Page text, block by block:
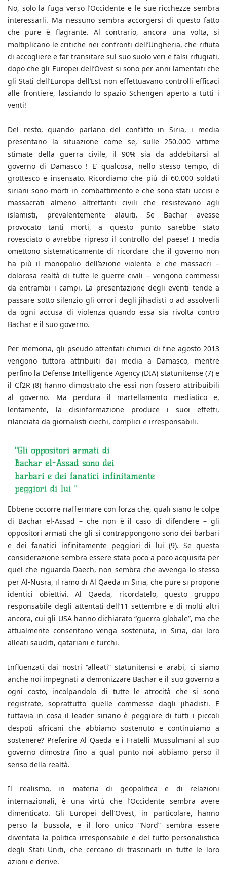
No, solo la fuga verso l’Occidente e le sue ricchezze sembra
interessarli. Ma nessuno sembra accorgersi di questo fatto
che pure è flagrante. Al contrario, ancora una volta, si
moltiplicano le critiche nei confronti dell’Ungheria, che rifiuta
di accogliere e far transitare sul suo suolo veri e falsi rifugiati,
dopo che gli Europei dell’Ovest si sono per anni lamentati che
gli Stati dell’Europa dell’Est non effettuavano controlli efficaci
alle frontiere, lasciando lo spazio Schengen aperto a tutti i
venti!
Del resto, quando parlano del conflitto in Siria, i media
presentano la situazione come se, sulle 250.000 vittime
stimate della guerra civile, il 90% sia da addebitarsi al
governo di Damasco ! E’ qualcosa, nello stesso tempo, di
grottesco e insensato. Ricordiamo che più di 60.000 soldati
siriani sono morti in combattimento e che sono stati uccisi e
massacrati almeno altrettanti civili che resistevano agli
islamisti, prevalentemente alauiti. Se Bachar avesse
provocato tanti morti, a questo punto sarebbe stato
rovesciato o avrebbe ripreso il controllo del paese! I media
omettono sistematicamente di ricordare che il governo non
ha più il monopolio dell’azione violenta e che massacri –
dolorosa realtà di tutte le guerre civili – vengono commessi
da entrambi i campi. La presentazione degli eventi tende a
passare sotto silenzio gli orrori degli jihadisti o ad assolverli
da ogni accusa di violenza quando essa sia rivolta contro
Bachar e il suo governo.
Per memoria, gli pseudo attentati chimici di fine agosto 2013
vengono tuttora attribuiti dai media a Damasco, mentre
perfino la Defense Intelligence Agency (DIA) statunitense (7) e
il Cf2R (8) hanno dimostrato che essi non fossero attribuibili
al governo. Ma perdura il martellamento mediatico e,
lentamente, la disinformazione produce i suoi effetti,
rilanciata da giornalisti ciechi, complici e irresponsabili.
Ebbene occorre riaffermare con forza che, quali siano le colpe
di Bachar el-Assad – che non è il caso di difendere – gli
oppositori armati che gli si contrappongono sono dei barbari
e dei fanatici infinitamente peggiori di lui (9). Se questa
considerazione sembra essere stata poco a poco acquisita per
quel che riguarda Daech, non sembra che avvenga lo stesso
per Al-Nusra, il ramo di Al Qaeda in Siria, che pure si propone
identici obiettivi. Al Qaeda, ricordatelo, questo gruppo
responsabile degli attentati dell’11 settembre e di molti altri
ancora, cui gli USA hanno dichiarato “guerra globale”, ma che
attualmente consentono venga sostenuta, in Siria, dai loro
alleati sauditi, qatariani e turchi.
Influenzati dai nostri “alleati” statunitensi e arabi, ci siamo
anche noi impegnati a demonizzare Bachar e il suo governo a
ogni costo, incolpandolo di tutte le atrocità che si sono
registrate, soprattutto quelle commesse dagli jihadisti. E
tuttavia in cosa il leader siriano è peggiore di tutti i piccoli
despoti africani che abbiamo sostenuto e continuiamo a
sostenere? Preferire Al Qaeda e i Fratelli Mussulmani al suo
governo dimostra fino a qual punto noi abbiamo perso il
senso della realtà.
Il realismo, in materia di geopolitica e di relazioni
internazionali, è una virtù che l’Occidente sembra avere
dimenticato. Gli Europei dell’Ovest, in particolare, hanno
perso la bussola, e il loro unico “Nord” sembra essere
diventata la politica irresponsabile e del tutto personalistica
degli Stati Uniti, che cercano di trascinarli in tutte le loro
azioni e derive.